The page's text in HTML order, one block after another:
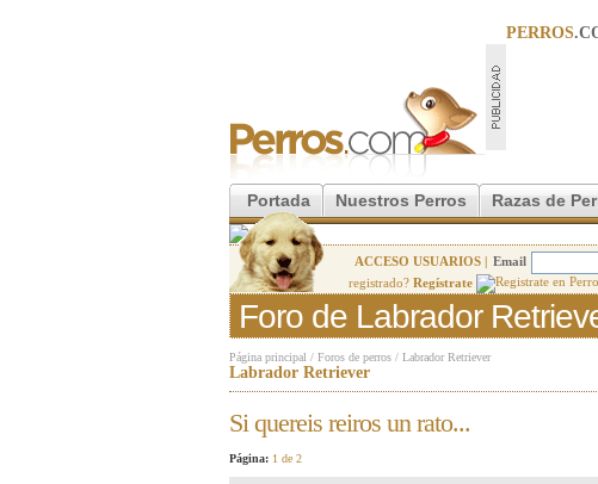
PERROS
Portada Nuestros Perros Razas de
ACCESO USUARIOS | Email
registrado? Regístrate
Foro de Labrador
Página principal / Foros de perros / Labrador Retriever
Labrador Retriever
Si quereis reiros un rato...
Página: 1 de 2